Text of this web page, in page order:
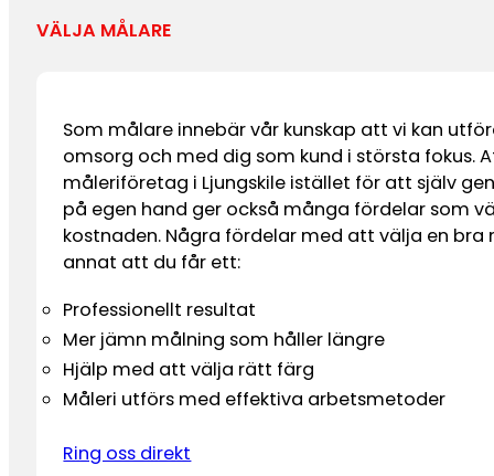
VÄLJA MÅLARE
Som målare innebär vår kunskap att vi kan
omsorg och med dig som kund i största fokus.
måleriföretag i Ljungskile istället för att själv
på egen hand ger också många fördelar som
kostnaden. Några fördelar med att välja en bra
annat att du får ett:
Professionellt resultat
Mer jämn målning som håller längre
Hjälp med att välja rätt färg
Måleri utförs med effektiva arbetsmetoder
Ring oss direkt